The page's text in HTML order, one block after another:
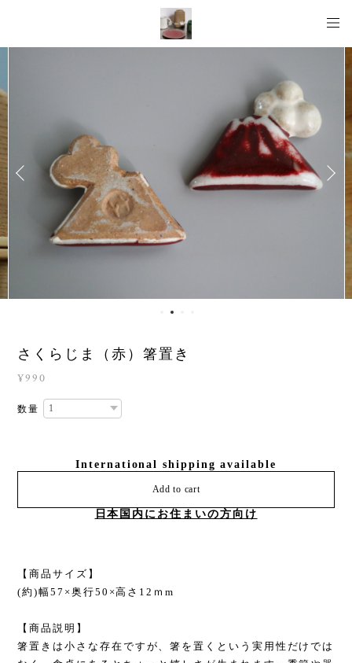
さくらじま（赤）箸置き
¥990
数量
International shipping available
Add to cart
日本国内にお住まいの方向け
【商品サイズ】
(約)幅57×奥行50×高さ12ｍm
【商品説明】
箸置きは小さな存在ですが、箸を置くという実用性だけでは